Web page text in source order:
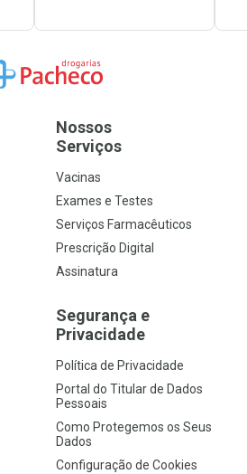
a Home
Nossos
Serviços
Vacinas
Exames e Testes
Serviços Farmacêuticos
Prescrição Digital
Assinatura
Segurança e
Privacidade
Política de Privacidade
Portal do Titular de Dados
Pessoais
Como Protegemos os Seus
Dados
Configuração de Cookies